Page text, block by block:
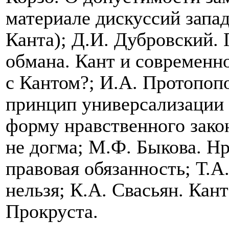
материале дискуссий
Канта); Д.И. Дубровский.
обмана. Кант и
с Кантом?; И.А.
принцип
форму нравственного
не догма; М.Ф. Быкова.
правовая обязанность;
нельзя; К.А. Свасьян.
Прокруста.